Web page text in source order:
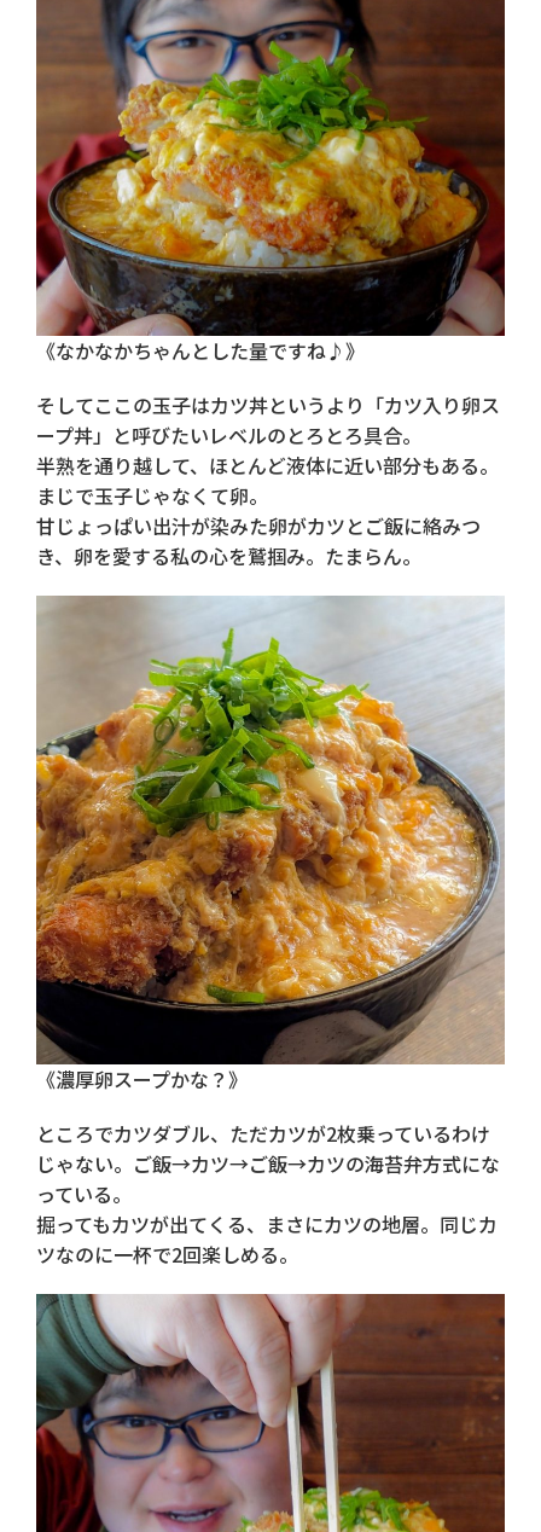
《なかなかちゃんとした量ですね♪》
そしてここの玉子はカツ丼というより「カツ入り卵ス
ープ丼」と呼びたいレベルのとろとろ具合。
半熟を通り越して、ほとんど液体に近い部分もある。
まじで玉子じゃなくて卵。
甘じょっぱい出汁が染みた卵がカツとご飯に絡みつ
き、卵を愛する私の心を鷲掴み。たまらん。
《濃厚卵スープかな？》
ところでカツダブル、ただカツが2枚乗っているわけ
じゃない。ご飯→カツ→ご飯→カツの海苔弁方式にな
っている。
掘ってもカツが出てくる、まさにカツの地層。同じカ
ツなのに一杯で2回楽しめる。